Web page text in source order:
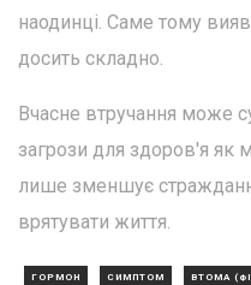
наодинці. Саме тому
досить складно.
Вчасне втручання може
загрози для здоров'я як
лише зменшує
врятувати життя.
ГОРМОН СИМПТОМ ВТОМА